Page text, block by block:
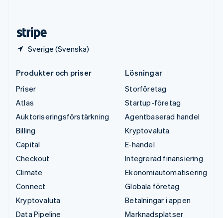
Sverige (Svenska)
Produkter och priser
Priser
Atlas
Auktoriseringsförstärkning
Billing
Capital
Checkout
Climate
Connect
Kryptovaluta
Data Pipeline
Lösningar
Storföretag
Startup-företag
Agentbaserad handel
Kryptovaluta
E-handel
Integrerad finansiering
Ekonomiautomatisering
Globala företag
Betalningar i appen
Marknadsplatser